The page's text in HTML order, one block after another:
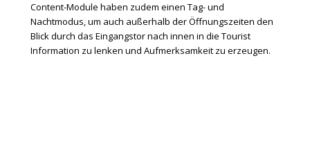
Content-Module haben zudem einen Tag- und
Nachtmodus, um auch außerhalb der Öffnungszeiten den
Blick durch das Eingangstor nach innen in die Tourist
Information zu lenken und Aufmerksamkeit zu erzeugen.